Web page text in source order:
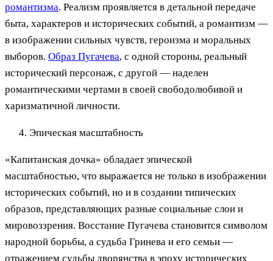
романтизма. Реализм проявляется в детальной передаче
быта, характеров и исторических событий, а романтизм —
в изображении сильных чувств, героизма и моральных
выборов. Образ Пугачева, с одной стороны, реальный
исторический персонаж, с другой — наделен
романтическими чертами в своей свободолюбивой и
харизматичной личности.
Эпическая масштабность
«Капитанская дочка» обладает эпической
масштабностью, что выражается не только в изображении
исторических событий, но и в создании типических
образов, представляющих разные социальные слои и
мировоззрения. Восстание Пугачева становится символом
народной борьбы, а судьба Гринева и его семьи —
отражением судьбы дворянства в эпоху исторических